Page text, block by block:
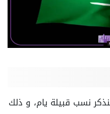
نسب قبيلة يام، و ذلك